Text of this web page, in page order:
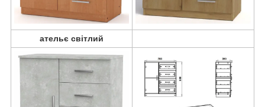
ательє світлий